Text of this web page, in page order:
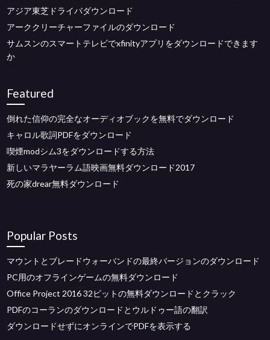
アジア東芝ドライバダウンロード
アーククリーチャーファイルのダウンロード
サムスンのスマートテレビでxfinityアプリをダウンロードできます
か
Featured
倒れた信仰の完全なオーディオブックを無料でダウンロード
キャロル歌詞PDFをダウンロード
喫煙modシム3をダウンロードする方法
新しいマラヤーラム語映画無料ダウンロード2017
死の家drear無料ダウンロード
Popular Posts
マウントとブレードウォーバンドの最終バージョンのダウンロード
PC用のオフラインゲームの無料ダウンロード
Office Project 2016 32ビットの無料ダウンロードとクラック
PDFのコーランのダウンロードとウルドゥー語の翻訳
ダウンロードせずにオンラインでPDFを表示する